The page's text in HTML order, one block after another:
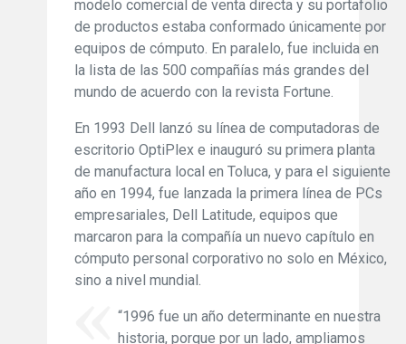
modelo comercial de venta directa y su portafolio
de productos estaba conformado únicamente por
equipos de cómputo. En paralelo, fue incluida en
la lista de las 500 compañías más grandes del
mundo de acuerdo con la revista Fortune.
En 1993 Dell lanzó su línea de computadoras de
escritorio OptiPlex e inauguró su primera planta
de manufactura local en Toluca, y para el siguiente
año en 1994, fue lanzada la primera línea de PCs
empresariales, Dell Latitude, equipos que
marcaron para la compañía un nuevo capítulo en
cómputo personal corporativo no solo en México,
sino a nivel mundial.
“1996 fue un año determinante en nuestra
historia, porque por un lado, ampliamos